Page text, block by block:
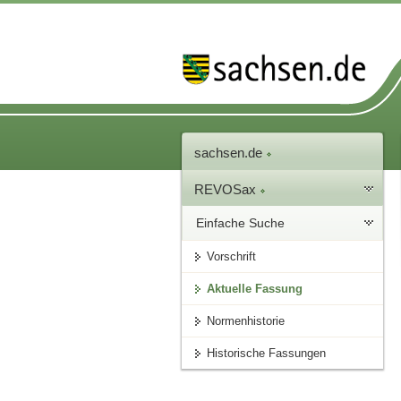
sachsen.de
REVOSax
Einfache Suche
Vorschrift
Aktuelle Fassung
Normenhistorie
Historische Fassungen